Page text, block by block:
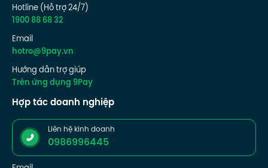
Hotline (Hỗ trợ 24/7)
1900 88 68 32
Email
hotro@9pay.vn
Hướng dẫn trợ giúp
Trên ứng dụng 9Pay
Hợp tác doanh nghiệp
Liên hệ kinh doanh
0986996445